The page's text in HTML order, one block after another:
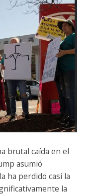
brutal caída en el
asumió
ha perdido casi la
la